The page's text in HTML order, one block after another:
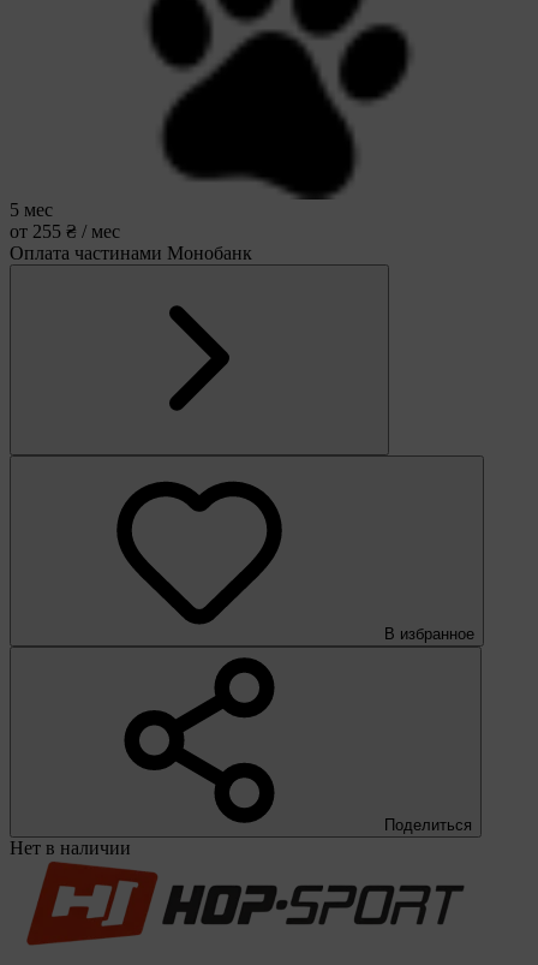
5 мес
от 255 ₴ / мес
Оплата частинами Монобанк
В избранное
Поделиться
Нет в наличии